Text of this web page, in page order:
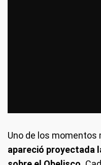
Uno de los
apareció proyectada